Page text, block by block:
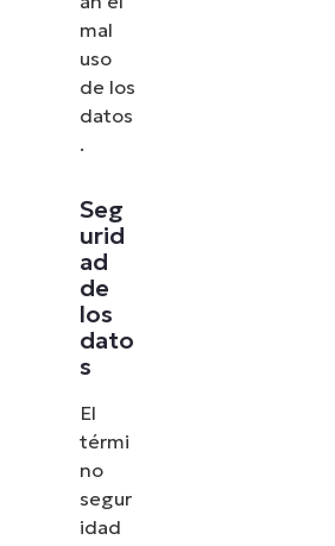
mal
uso
de los
datos
.
Seg
urid
ad
de
los
dato
s
El
térmi
no
segur
idad